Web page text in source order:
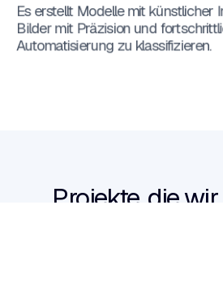
Es erstellt Modelle mit künstlicher
Bilder mit Präzision und
Automatisierung zu klassifizieren.
Projekte, die